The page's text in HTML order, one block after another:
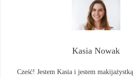
Kasia Nowak
Cześć! Jestem Kasia i jestem